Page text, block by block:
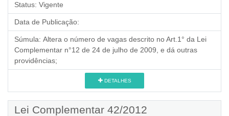
Status: Vigente
Data de Publicação:
Súmula: Altera o número de vagas descrito no Art.1° da Lei
Complementar n°12 de 24 de julho de 2009, e dá outras
providências;
DETALHES
Lei Complementar 42/2012